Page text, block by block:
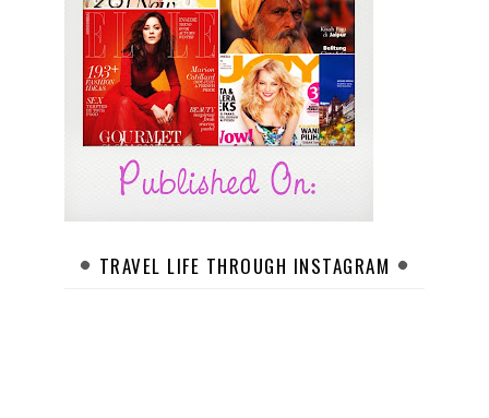
TRAVEL LIFE THROUGH INSTAGRAM